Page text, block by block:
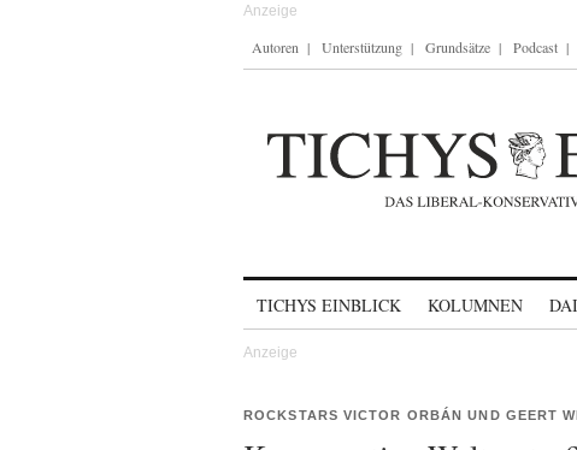
Autoren Unterstützung Grundsätze Podcast
TICHYS EINBLICK KOLUMNEN
ROCKSTARS VICTOR ORBÁN UND GEERT